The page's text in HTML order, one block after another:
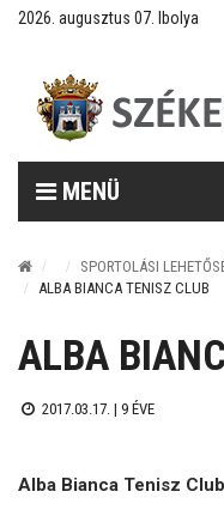
2026. augusztus 07. Ibolya
MENÜ
SPORTOLÁSI
ALBA BIANCA TENISZ CLUB
ALBA
2017.03.17. | 9 ÉVE
Alba Bianca Tenisz Club